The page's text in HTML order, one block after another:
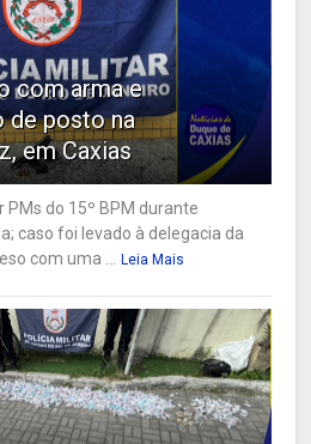
com arma e
de posto na
em Caxias
do 15º BPM durante
caso foi levado à delegacia da
com uma ...
Leia Mais